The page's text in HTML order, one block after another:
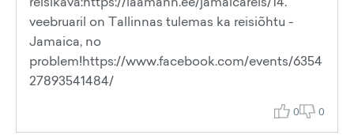
veebruaril on Tallinnas tulemas ka reisiõhtu -
Jamaica, no
problem!https://www.facebook.com/events/6354
27893541484/
0 0